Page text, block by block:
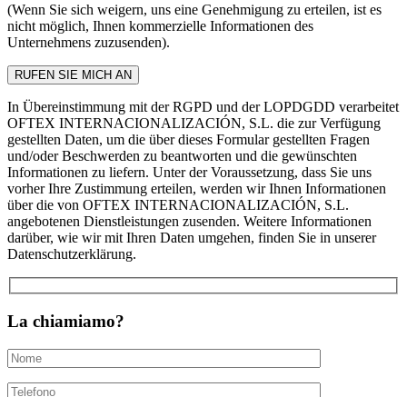
(Wenn Sie sich weigern, uns eine Genehmigung zu erteilen, ist es
nicht möglich, Ihnen kommerzielle Informationen des
Unternehmens zuzusenden).
In Übereinstimmung mit der RGPD und der LOPDGDD verarbeitet
OFTEX INTERNACIONALIZACIÓN, S.L. die zur Verfügung
gestellten Daten, um die über dieses Formular gestellten Fragen
und/oder Beschwerden zu beantworten und die gewünschten
Informationen zu liefern. Unter der Voraussetzung, dass Sie uns
vorher Ihre Zustimmung erteilen, werden wir Ihnen Informationen
über die von OFTEX INTERNACIONALIZACIÓN, S.L.
angebotenen Dienstleistungen zusenden. Weitere Informationen
darüber, wie wir mit Ihren Daten umgehen, finden Sie in unserer
Datenschutzerklärung.
La chiamiamo?